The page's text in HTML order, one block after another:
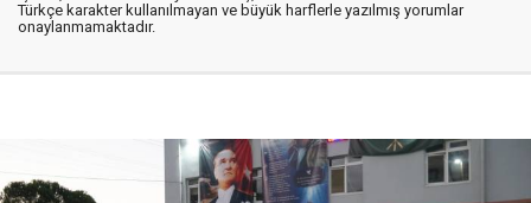
Türkçe karakter kullanılmayan ve büyük harflerle yazılmış yorumlar
onaylanmamaktadır.